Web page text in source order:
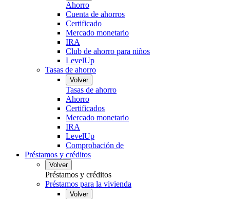
Ahorro
Cuenta de ahorros
Certificado
Mercado monetario
IRA
Club de ahorro para niños
LevelUp
Tasas de ahorro
Volver
Tasas de ahorro
Ahorro
Certificados
Mercado monetario
IRA
LevelUp
Comprobación de
Préstamos y créditos
Volver
Préstamos y créditos
Préstamos para la vivienda
Volver